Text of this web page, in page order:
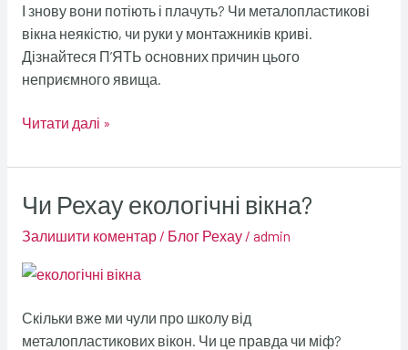
І знову вони потіють і плачуть? Чи металопластикові
вікна неякістю, чи руки у монтажників криві.
Дізнайтеся П’ЯТЬ основних причин цього
неприємного явища.
Читати далі »
Чи Рехау екологічні вікна?
Залишити коментар / Блог Рехау/ admin
Скільки вже ми чули про школу від
металопластикових вікон. Чи це правда чи міф?
Чи
екологічні
вікна?